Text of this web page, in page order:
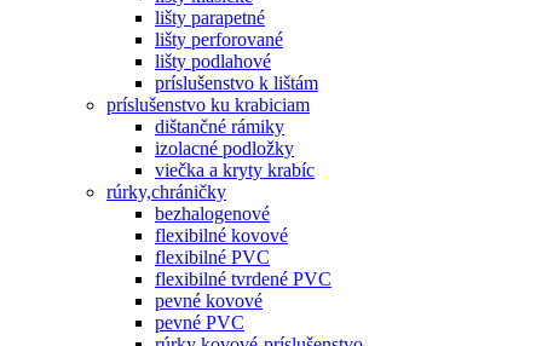
lišty parapetné
lišty perforované
lišty podlahové
príslušenstvo k lištám
príslušenstvo ku krabiciam
dištančné rámiky
izolacné podložky
viečka a kryty krabíc
rúrky,chráničky
bezhalogenové
flexibilné kovové
flexibilné PVC
flexibilné tvrdené PVC
pevné kovové
pevné PVC